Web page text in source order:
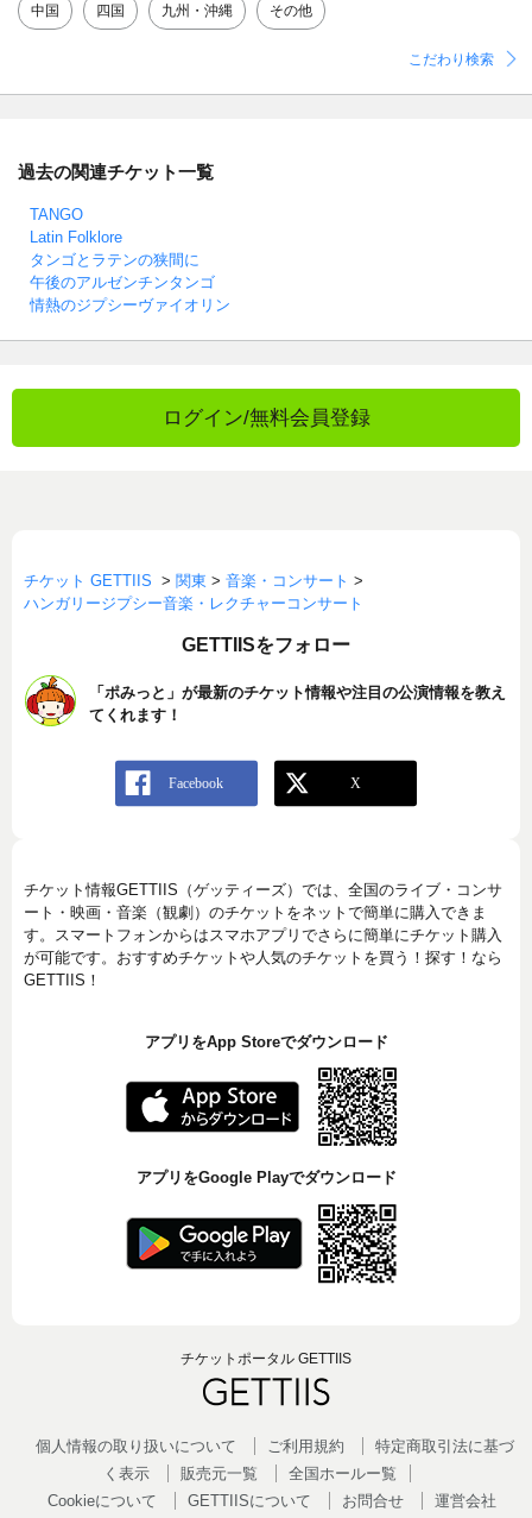
中国 四国 九州・沖縄 その他
こだわり検索
過去の関連チケット一覧
TANGO
Latin Folklore
タンゴとラテンの狭間に
午後のアルゼンチンタンゴ
情熱のジプシーヴァイオリン
ログイン/無料会員登録
チケット GETTIIS > 関東 > 音楽・コンサート >
ハンガリージプシー音楽・レクチャーコンサート
GETTIISをフォロー
「ポみっと」が最新のチケット情報や注目の公演情報を教え
てくれます！
チケット情報GETTIIS（ゲッティーズ）では、全国のライブ・コンサ
ート・映画・音楽（観劇）のチケットをネットで簡単に購入できま
す。スマートフォンからはスマホアプリでさらに簡単にチケット購入
が可能です。おすすめチケットや人気のチケットを買う！探す！なら
GETTIIS！
アプリをApp Storeでダウンロード
アプリをGoogle Playでダウンロード
チケットポータル GETTIIS
個人情報の取り扱いについて ご利用規約
特定商取引法に基づ
く表示
販売元一覧
全国ホールー覧
Cookieについて
GETTIISについて お問合せ 運営会社